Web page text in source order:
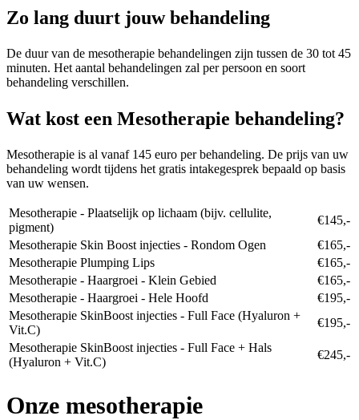
Zo lang duurt jouw behandeling
De duur van de mesotherapie behandelingen zijn tussen de 30 tot 45
minuten. Het aantal behandelingen zal per persoon en soort
behandeling verschillen.
Wat kost een Mesotherapie behandeling?
Mesotherapie is al vanaf 145 euro per behandeling. De prijs van uw
behandeling wordt tijdens het gratis intakegesprek bepaald op basis
van uw wensen.
Mesotherapie - Plaatselijk op lichaam (bijv. cellulite,
pigment)
€145,-
Mesotherapie Skin Boost injecties - Rondom Ogen
€165,-
Mesotherapie Plumping Lips
€165,-
Mesotherapie - Haargroei - Klein Gebied
€165,-
Mesotherapie - Haargroei - Hele Hoofd
€195,-
Mesotherapie SkinBoost injecties - Full Face (Hyaluron +
Vit.C)
€195,-
Mesotherapie SkinBoost injecties - Full Face + Hals
(Hyaluron + Vit.C)
€245,-
Onze mesotherapie